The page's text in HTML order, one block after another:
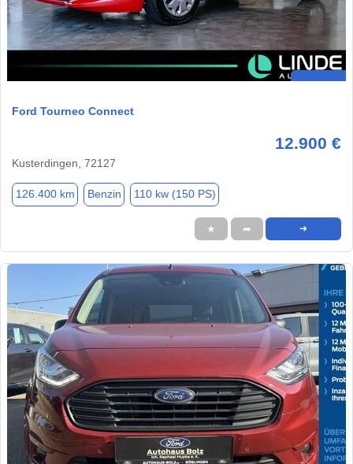
Ford Tourneo Connect
12.900 €
Kusterdingen, 72127
126.400 km Benzin 110 kw (150 PS)
★ ➦ ➜